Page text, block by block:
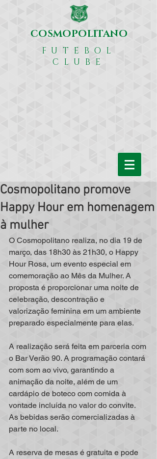
COSMOPOLITANO
FUTEBOL
CLUBE
Cosmopolitano promove
Happy Hour em homenagem
à mulher
O Cosmopolitano realiza, no dia 19 de
março, das 18h30 às 21h30, o Happy
Hour Rosa, um evento especial em
comemoração ao Mês da Mulher. A
proposta é proporcionar uma noite de
celebração, descontração e
valorização feminina em um ambiente
preparado especialmente para elas.
A realização será feita em parceria com
o Bar Verão 90. A programação contará
com som ao vivo, garantindo a
animação da noite, além de um
cardápio de boteco com comida à
vontade incluída no valor do convite.
As bebidas serão comercializadas à
parte no local.
A reserva de mesas é gratuita e pode